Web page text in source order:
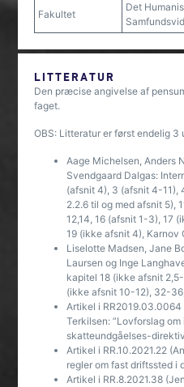
Fakultet
Det
LITTERATUR
Den præcise angivelse af
faget.
OBS: Litteratur er først endelig 3
Aage Michelsen, Anders
Svendgaard Dalgas:
(afsnit 4), 3 (afsnit 4-11),
2.2.6 til og med afsnit 5),
12,14, 16 (afsnit 1-3), 17
19 (ikke afsnit 4), Karnov
Liselotte Madsen, Jane
Laursen og Inge
kapitel 18 (ikke afsnit
(ikke afsnit 10-12), 32-
Artikel i
Terkilsen: ”Lovforslag
skatteundgåelses-
Artikel i RR.10.2021.22
regler om fast driftssted i
Artikel i RR.8.2021.38